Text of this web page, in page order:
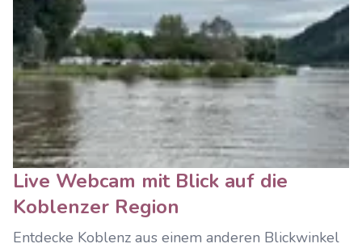
Live Webcam mit Blick auf die
Koblenzer Region
Entdecke Koblenz aus einem anderen Blickwinkel